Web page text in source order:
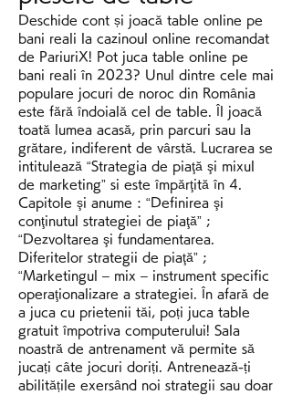
Deschide cont și joacă table online pe
bani reali la cazinoul online recomandat
de PariuriX! Pot juca table online pe
bani reali în 2023? Unul dintre cele mai
populare jocuri de noroc din România
este fără îndoială cel de table. Îl joacă
toată lumea acasă, prin parcuri sau la
grătare, indiferent de vârstă. Lucrarea se
intitulează “Strategia de piaţă şi mixul
de marketing” si este împărţită în 4.
Capitole şi anume : “Definirea şi
conţinutul strategiei de piaţă” ;
“Dezvoltarea şi fundamentarea.
Diferitelor strategii de piaţă” ;
“Marketingul – mix – instrument specific
operaţionalizare a strategiei. În afară de
a juca cu prietenii tăi, poți juca table
gratuit împotriva computerului! Sala
noastră de antrenament vă permite să
jucați câte jocuri doriți. Antrenează-ți
abilitățile exersând noi strategii sau doar